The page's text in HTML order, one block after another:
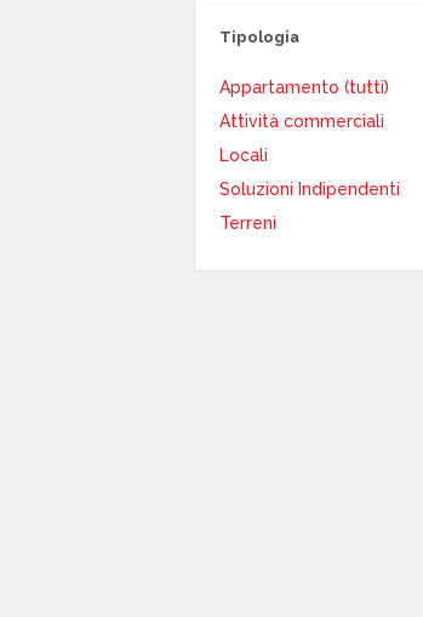
Tipologia
Appartamento (tutti)
Attività commerciali
Locali
Soluzioni Indipendenti
Terreni